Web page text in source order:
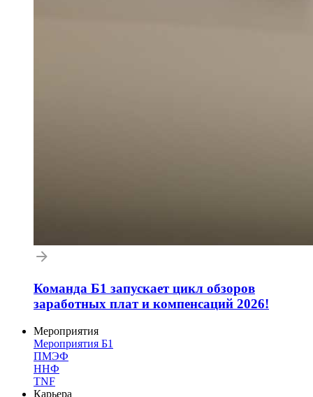
Команда Б1 запускает цикл обзоров
заработных плат и компенсаций 2026!
Мероприятия
Мероприятия Б1
ПМЭФ
ННФ
TNF
Карьера